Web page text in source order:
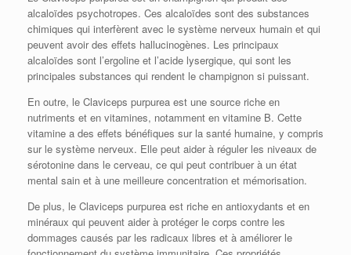
alcaloïdes psychotropes. Ces alcaloïdes sont des substances
chimiques qui interfèrent avec le système nerveux humain et qui
peuvent avoir des effets hallucinogènes. Les principaux
alcaloïdes sont l’ergoline et l’acide lysergique, qui sont les
principales substances qui rendent le champignon si puissant.
En outre, le Claviceps purpurea est une source riche en
nutriments et en vitamines, notamment en vitamine B. Cette
vitamine a des effets bénéfiques sur la santé humaine, y compris
sur le système nerveux. Elle peut aider à réguler les niveaux de
sérotonine dans le cerveau, ce qui peut contribuer à un état
mental sain et à une meilleure concentration et mémorisation.
De plus, le Claviceps purpurea est riche en antioxydants et en
minéraux qui peuvent aider à protéger le corps contre les
dommages causés par les radicaux libres et à améliorer le